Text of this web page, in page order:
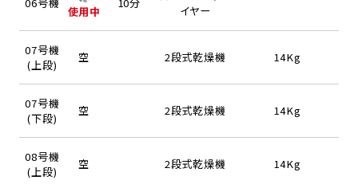
使用中
イヤー
07号機
(上段)
空 2段式乾燥機 14Kg
07号機
(下段)
空 2段式乾燥機 14Kg
08号機
(上段)
空 2段式乾燥機 14Kg